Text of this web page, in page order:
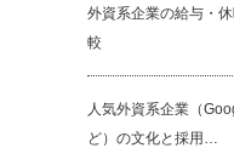
外資系企業の給与・
較
人気外資系企業（
ど）の文化と採用…